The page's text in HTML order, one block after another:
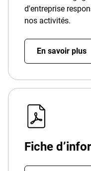
d'entreprise
nos activités.
En savoir plus
Fiche